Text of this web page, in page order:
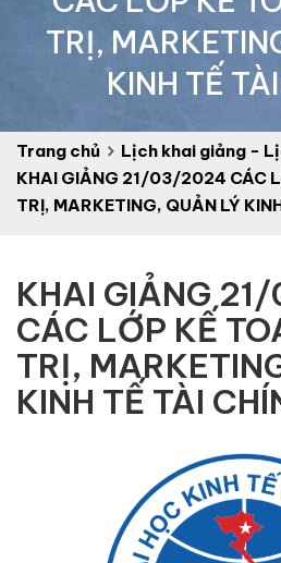
TRỊ,
KINH TẾ
Trang chủ
Lịch khai giảng -
KHAI GIẢNG 21/03/2024 CÁC
TRỊ, MARKETING, QUẢN LÝ
KHAI GIẢNG
CÁC LỚP KẾ
TRỊ,
KINH TẾ TÀI